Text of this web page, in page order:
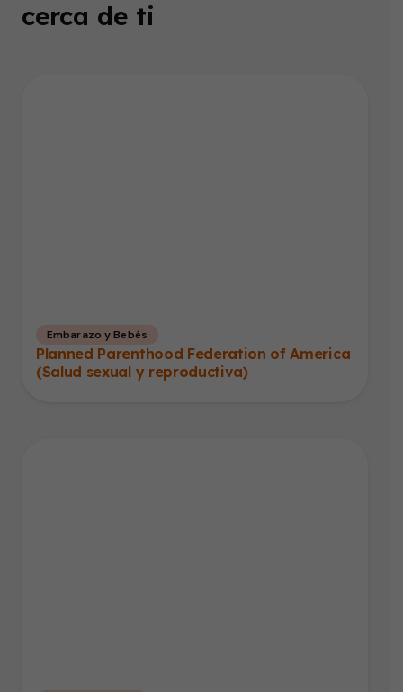
cerca de ti
Embarazo y Bebés
Planned Parenthood Federation of America
(Salud sexual y reproductiva)